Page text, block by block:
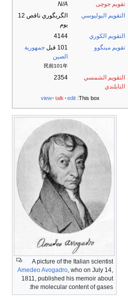
تقويم جوچى
N/A
التقويم اليوليوسي
الگريگوري ناقص 12
يوم
التقويم الكوري
4144
تقويم مينگوو
101 قبل
جمهورية
الصين
民前101年
التقويم الشمسي
التايلندي
2354
This box:
view talk edit
A picture of the Italian scientist
Amedeo Avogadro, who on July 14,
1811, published his memoir about
the molecular content of gases.